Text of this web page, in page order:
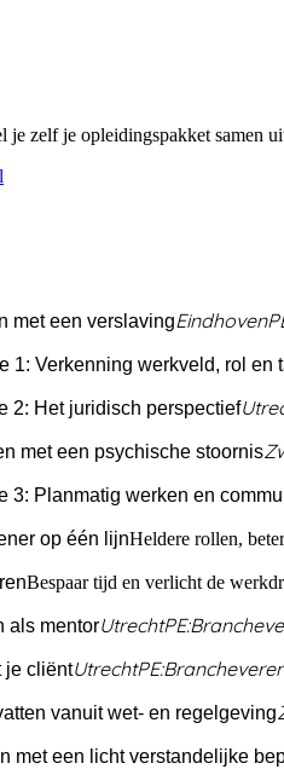
je zelf je opleidingspakket samen
met een verslavingEindhoven
1: Verkenning werkveld, rol en
2: Het juridisch perspectief
met een psychische stoornis
3: Planmatig werken en
op één lijnHeldere rollen,
Bespaar tijd en verlicht de
als mentorUtrechtPE:
je cliëntUtrechtPE:
vanuit wet- en regelgeving
met een licht verstandelijke